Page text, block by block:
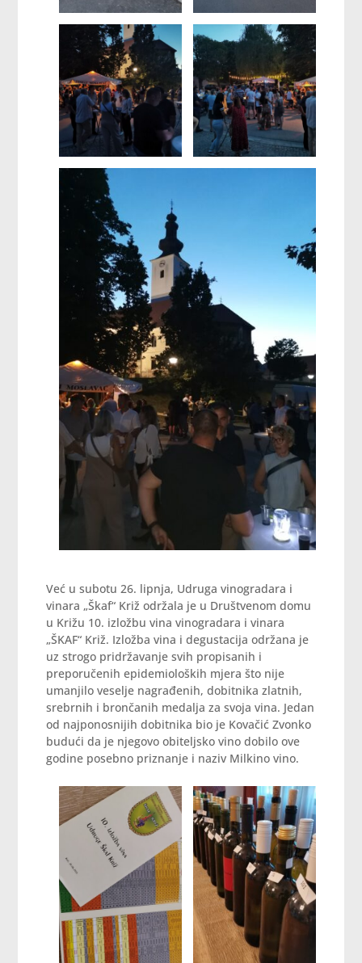
Već u subotu 26. lipnja, Udruga vinogradara i
vinara „Škaf“ Križ održala je u Društvenom domu
u Križu 10. izložbu vina vinogradara i vinara
„ŠKAF“ Križ. Izložba vina i degustacija održana je
uz strogo pridržavanje svih propisanih i
preporučenih epidemioloških mjera što nije
umanjilo veselje nagrađenih, dobitnika zlatnih,
srebrnih i brončanih medalja za svoja vina. Jedan
od najponosnijih dobitnika bio je Kovačić Zvonko
budući da je njegovo obiteljsko vino dobilo ove
godine posebno priznanje i naziv Milkino vino.